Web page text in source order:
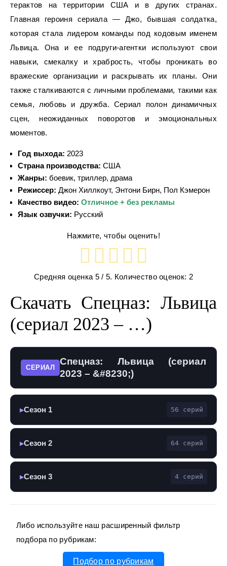
терактов на территории США и в других странах.
Главная героиня сериала — Джо, бывшая солдатка,
которая стала лидером команды под кодовым именем
Львица. Она и ее подруги-агентки используют свои
навыки, смекалку и храбрость, чтобы проникать во
вражеские организации и раскрывать их планы. Они
также сталкиваются с личными проблемами, такими как
семья, любовь и дружба. Сериал полон динамичных
сцен, неожиданных поворотов и эмоциональных
моментов.
Год выхода: 2023
Страна производства: США
Жанры: боевик, триллер, драма
Режиссер: Джон Хиллкоут, Энтони Бирн, Пол Кэмерон
Качество видео: Отличное + без рекламы
Язык озвучки: Русский
Нажмите, чтобы оценить!
Средняя оценка 5 / 5. Количество оценок: 2
Скачать Спецназ: Львица
(сериал 2023 – …)
СЕРИАЛ
Спецназ: Львица (сериал
2023 – &#8230;)
▶Сезон 1 56 серий
▶Сезон 2 64 серий
▶Сезон 3 4 серий
Либо используйте наш расширенный фильтр
подбора по рубрикам:
Подбор по рубрикам